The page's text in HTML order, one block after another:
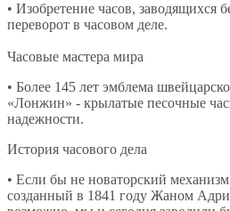
• Изобретение часов, заводящихся
переворот в часовом деле.
Часовые мастера мира
• Более 145 лет эмблема
«Лонжин» - крылатые песочные
надежности.
История часового дела
• Если бы не новаторский
созданный в 1841 году Жаном